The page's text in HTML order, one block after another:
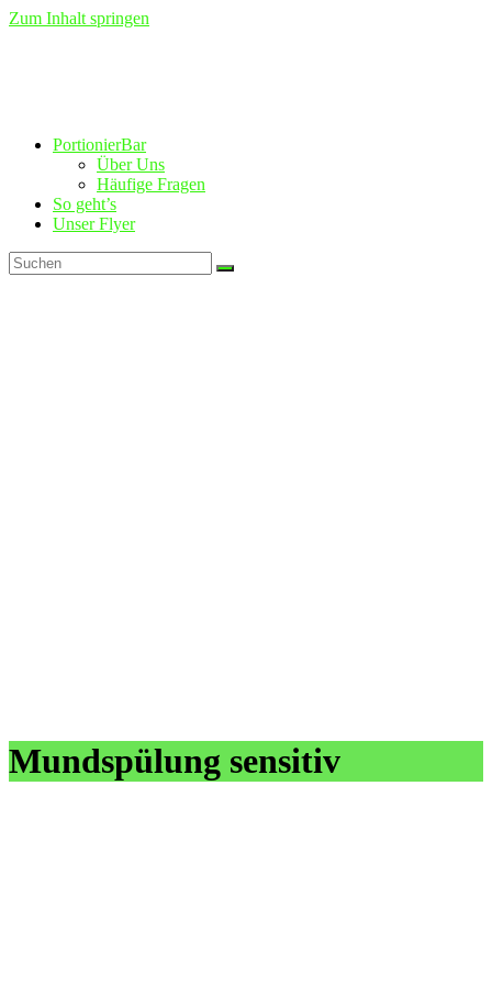
Zum Inhalt springen
PortionierBar
Über Uns
Häufige Fragen
So geht’s
Unser Flyer
Mundspülung sensitiv